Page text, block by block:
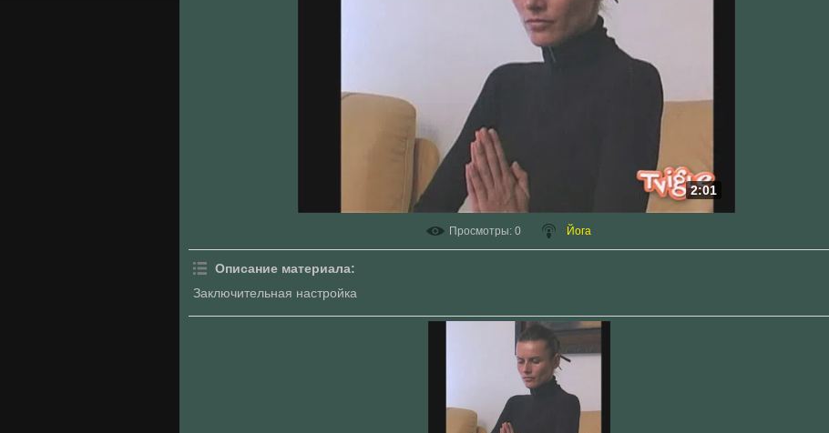
2:01
Просмотры: 0 Йога
Описание материала:
Заключительная настройка